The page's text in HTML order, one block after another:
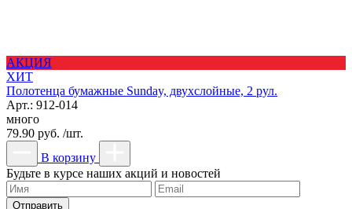
АКЦИЯ
ХИТ
Полотенца бумажные Sunday, двухслойные, 2 рул.
Арт.: 912-014
много
79.90 руб. /шт.
В корзину
Будьте в курсе наших акций и новостей